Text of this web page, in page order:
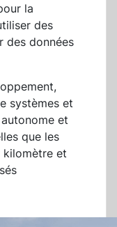
la
des
des données
systèmes et
et
que les
kilomètre et